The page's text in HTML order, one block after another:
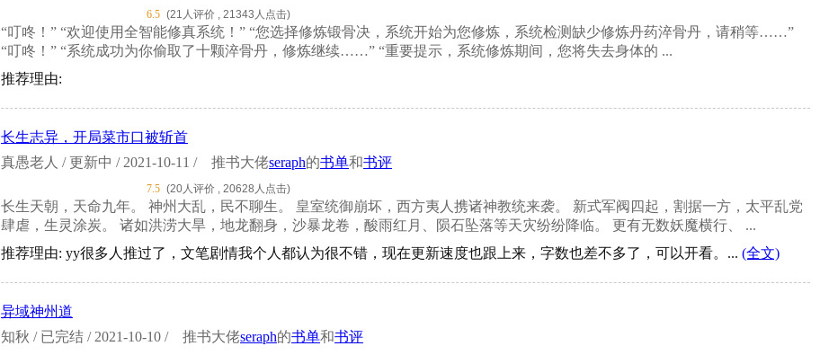
6.5 (21人评价 , 21343人点击)
“叮咚！” “欢迎使用全智能修真系统！” “您选择修炼锻骨决，系统开始为您修炼，系统检测缺少修炼丹药淬骨丹，请稍等……”
“叮咚！” “系统成功为你偷取了十颗淬骨丹，修炼继续……” “重要提示，系统修炼期间，您将失去身体的 ...
推荐理由:
长生志异，开局菜市口被斩首
真愚老人 / 更新中 / 2021-10-11 /
推书大佬seraph的书单和书评
7.5 (20人评价 , 20628人点击)
长生天朝，天命九年。 神州大乱，民不聊生。 皇室统御崩坏，西方夷人携诸神教统来袭。 新式军阀四起，割据一方，太平乱党
肆虐，生灵涂炭。 诸如洪涝大旱，地龙翻身，沙暴龙卷，酸雨红月、陨石坠落等天灾纷纷降临。 更有无数妖魔横行、 ...
推荐理由: yy很多人推过了，文笔剧情我个人都认为很不错，现在更新速度也跟上来，字数也差不多了，可以开看。... (全文)
异域神州道
知秋 / 已完结 / 2021-10-10 /
推书大佬seraph的书单和书评